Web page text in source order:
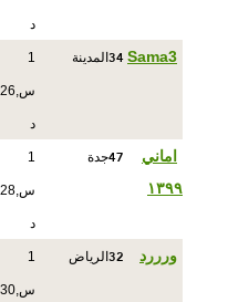
د
Sama3
34 المدينة 1
س,26
د
اماني
١٣٩٩
47جدة 1
س,28
د
ورررد 32 الرياض 1
س,30